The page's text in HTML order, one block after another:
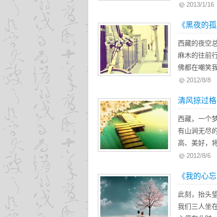
种种；这时
式；抬头遥
2013/1/16
《黑夜的
西藏的夜空
麻木的往前
佛都在嘲笑
人……——抒
2012/8/8
清风掠过
西藏，一个
有山涧无尽
高、美好，
花，美而不
山泉，在为
次见你，就
不卑不亢，
2012/8/6
《我的心
此刻，抬头
我们三人坐